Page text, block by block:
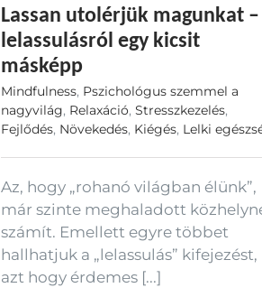
Lassan utolérjük magunkat –
lelassulásról egy kicsit
másképp
Mindfulness, Pszichológus szemmel a
nagyvilág, Relaxáció, Stresszkezelés,
Fejlődés, Növekedés, Kiégés, Lelki
Az, hogy „rohanó világban élünk”,
már szinte meghaladott
számít. Emellett egyre többet
hallhatjuk a „lelassulás” kifejezést,
azt hogy érdemes [...]